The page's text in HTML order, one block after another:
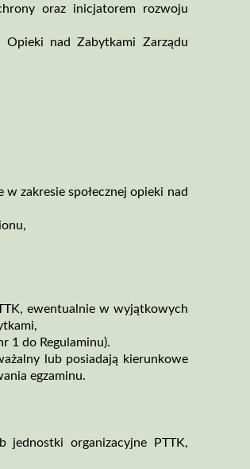
oraz inicjatorem rozwoju
Opieki nad Zabytkami Zarządu
zakresie społecznej opieki nad
ewentualnie w wyjątkowych
1 do Regulaminu).
lub posiadają kierunkowe
egzaminu.
jednostki organizacyjne PTTK,